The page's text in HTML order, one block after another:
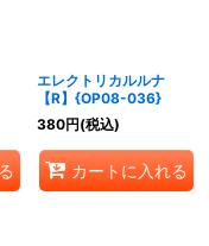
エレクトリカルルナ
【R】{OP08-036}
380円(税込)
カートに入れる